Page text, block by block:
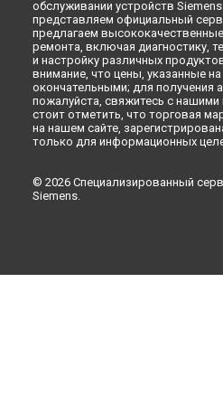
Ремонт микроволновой печи
обслуживании устройств
представляем официальный
предлагаем высококачественные
ремонта, включая диагностику,
и настройку различных
внимание, что цены, указанные
окончательными; для получения
пожалуйста, свяжитесь с
стоит отметить, что торговая
на нашем сайте,
только для информационных
© 2026 Специализированный
Siemens.